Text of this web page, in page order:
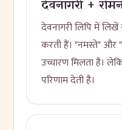
देवनागरी +
देवनागरी लिपि में
करती हैं। "नमस्ते" और
उच्चारण मिलता है।
परिणाम देती है।